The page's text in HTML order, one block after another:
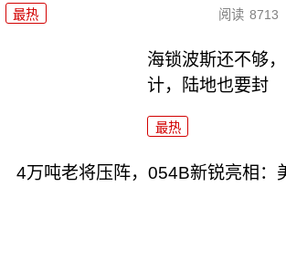
最热 阅读 8713
海锁波斯还不够
计，陆地也要封
最热
4万吨老将压阵，054B新锐亮相：